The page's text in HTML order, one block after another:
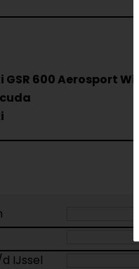
GSR 600 Aerosport
IJssel